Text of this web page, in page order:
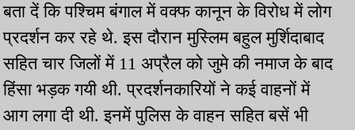
बता दें कि पश्चिम बंगाल में वक्फ कानून के विरोध में लोग
प्रदर्शन कर रहे थे. इस दौरान मुस्लिम बहुल मुर्शिदाबाद
सहित चार जिलों में 11 अप्रैल को जुमे की नमाज के बाद
हिंसा भड़क गयी थी. प्रदर्शनकारियों ने कई वाहनों में
आग लगा दी थी. इनमें पुलिस के वाहन सहित बसें भी